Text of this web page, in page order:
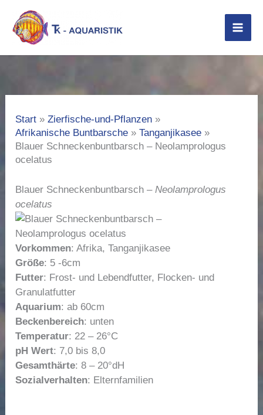
Inhalt
springen
Start
Zierfische-und-Pflanzen
Afrikanische Buntbarsche
Tanganjikasee
Blauer Schneckenbuntbarsch – Neolamprologus
ocelatus
Blauer Schneckenbuntbarsch –Neolamprologus
ocelatus
Vorkommen: Afrika, Tanganjikasee
Größe: 5 -6cm
Futter: Frost- und Lebendfutter, Flocken- und
Granulatfutter
Aquarium: ab 60cm
Beckenbereich: unten
Temperatur: 22 – 26°C
pH Wert: 7,0 bis 8,0
Gesamthärte: 8 – 20°dH
Sozialverhalten: Elternfamilien